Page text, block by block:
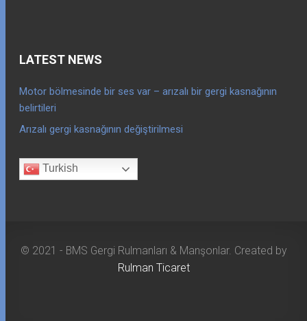
LATEST NEWS
Motor bölmesinde bir ses var – arızalı bir gergi kasnağının
belirtileri
Arızalı gergi kasnağının değiştirilmesi
Turkish
© 2021 - BMS Gergi Rulmanları & Manşonlar. Created by
Rulman Ticaret